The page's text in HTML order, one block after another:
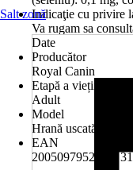
Indicaţie cu privire
Va rugam sa
Date
Producător
Royal Canin
Etapă a vieții
Adult
Model
Hrană uscată
EAN
2005097952001,
Salt zonă